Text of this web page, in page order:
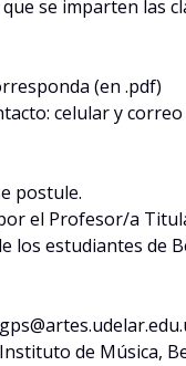
se imparten las
(en .pdf)
celular y
postule.
el Profesor/a
estudiantes de
de Música,